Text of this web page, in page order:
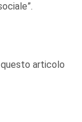
articolo